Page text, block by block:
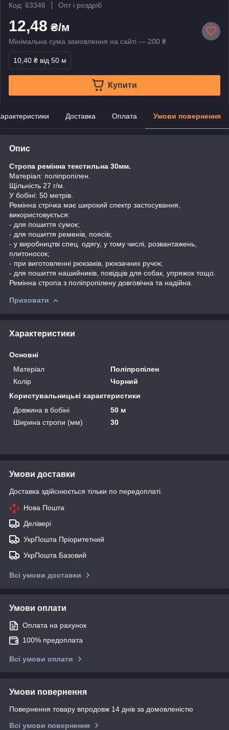
Код: 63346
Опт і роздріб
12,48 ₴/м
Мінімальна сума замовлення на сайті — 200 ₴
10,40 ₴ від 50 м
Купити
Доставка Оплата Умови повернення
Опис
Стропа ремінна текстильна 30мм.
Матеріал: поліпропілен.
Щільність 27 г/м.
У бобіні: 50 метрів.
Ремінна стрічка має широкий спектр застосування,
використовується:
- для пошиття сумок;
- для пошиття ременів, поясів;
- у виробництві спец. одягу, у тому числі, розвантажень,
плитоносок;
- при виготовленні рюкзаків, рюкзачних ручок;
- для пошиття нашийників, повідців для собак, упряжок тощо.
Ремінна стропа з поліпропілену довговічна та надійна.
Приховати
Характеристики
Основні
Матеріал
Поліпропілен
Колір
Чорний
Користувальницькі характеристики
Довжина в бобіні
50 м
Ширина стропи (мм)
30
Умови доставки
Доставка здійснюється тільки по передоплаті.
Нова Пошта
Делівері
УкрПошта Пріоритетний
УкрПошта Базовий
Всі умови доставки
Умови оплати
Оплата на рахунок
100% предоплата
Всі умови оплати
Умови повернення
Повернення товару впродовж 14 днів за домовленістю
Всі умови повернення